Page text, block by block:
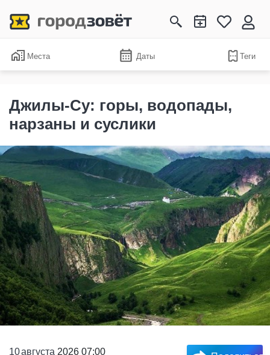
Места Даты Теги
Джилы-Су: горы, водопады,
нарзаны и суслики
10августа 2026 07:00